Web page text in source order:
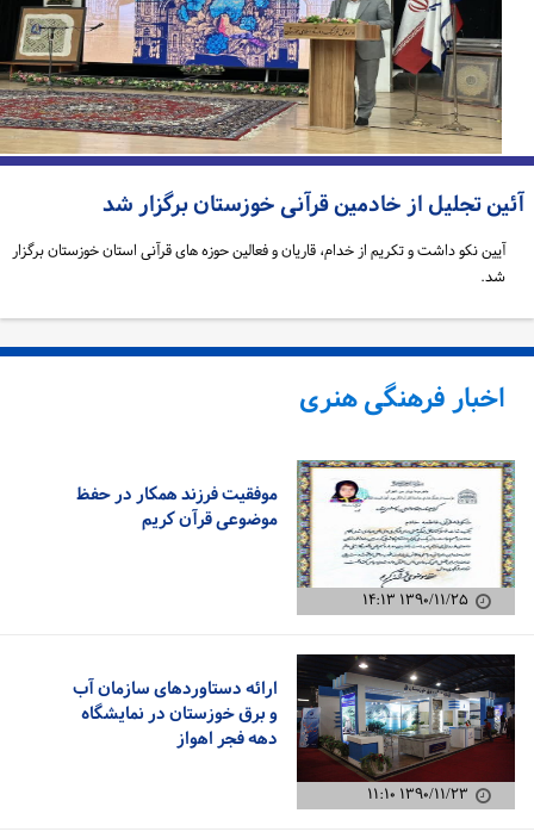
تجلیل از خادمین قرآنی خوزستان برگزار شد
آیین نکو داشت و تکریم از خدام، قاریان و فعالین حوزه های قرآنی استان خوزستان برگزار
شد.
اخبار فرهنگی هنری
۱۳۹۰/۱۱/۲۵ ۱۴:۱۳
موفقیت فرزند همکار در حفظ
موضوعی قرآن کریم
۱۳۹۰/۱۱/۲۳ ۱۱:۱۰
ارائه دستاوردهای سازمان آب
و برق خوزستان در نمایشگاه
دهه فجر اهواز